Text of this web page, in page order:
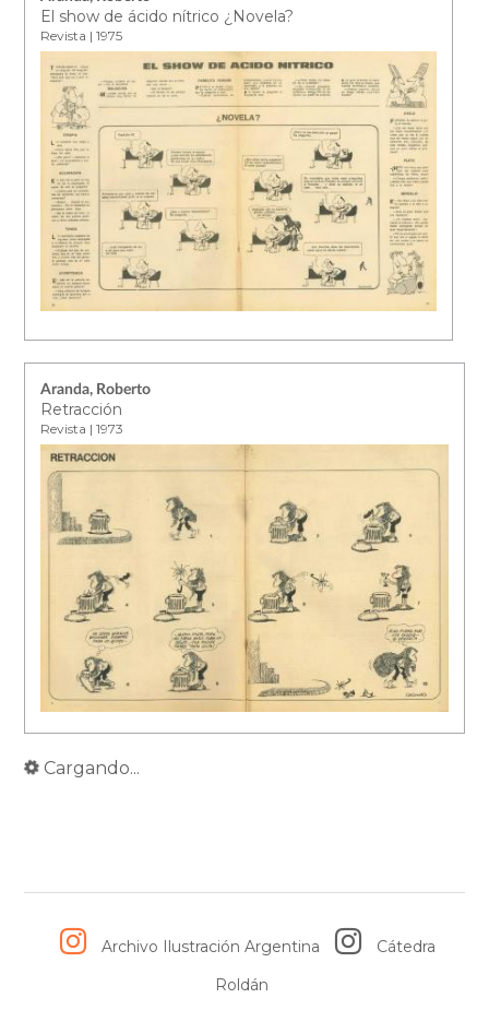
El show de ácido nítrico ¿Novela?
Revista | 1975
Aranda, Roberto
Retracción
Revista | 1973
Cargando...
Archivo Ilustración Argentina
Cátedra
Roldán